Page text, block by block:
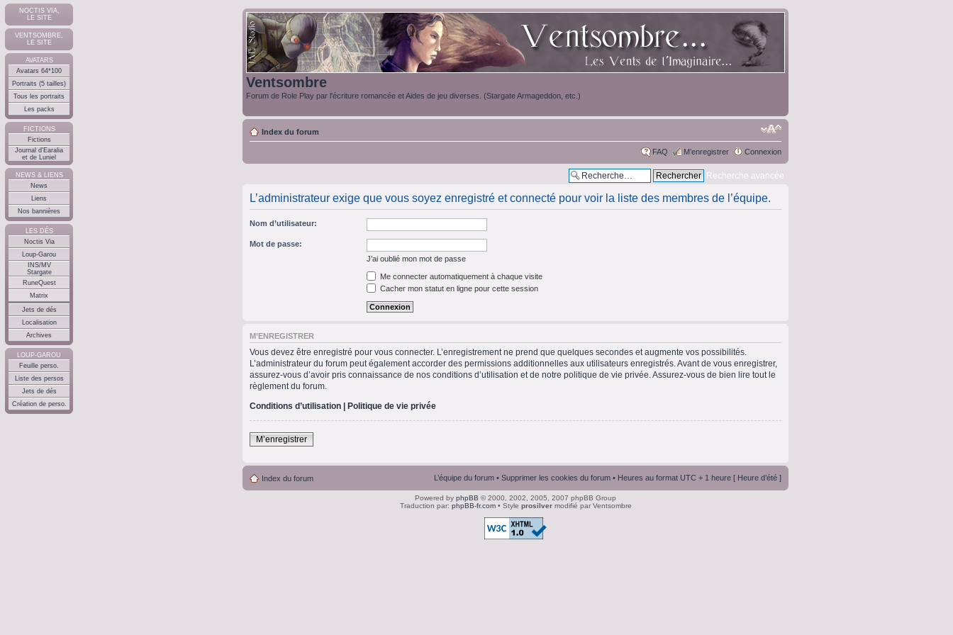
NOCTIS VIA,
LE SITE
VENTSOMBRE,
LE SITE
AVATARS
Avatars 64*100
Portraits (5 tailles)
Tous les portraits
Les packs
FICTIONS
Fictions
Journal d'Earalia
et de Luniel
NEWS & LIENS
News
Liens
Nos bannières
LES DÉS
Noctis Via
Loup-Garou
INS/MV
Stargate
RuneQuest
Matrix
Jets de dés
Localisation
Archives
LOUP-GAROU
Feuille perso.
Liste des persos
Jets de dés
Création de perso.
Ventsombre
Forum de Role Play par l'écriture romancée et Aides de jeu diverses. (Stargate Armageddon, etc.)
Index du forum
FAQ M’enregistrer Connexion
Recherche avancée
L’administrateur exige que vous soyez enregistré et connecté pour voir la liste des membres de l’équipe.
Nom d’utilisateur:
Mot de passe:
J’ai oublié mon mot de passe
Me connecter automatiquement à chaque visite
Cacher mon statut en ligne pour cette session
M’ENREGISTRER
Vous devez être enregistré pour vous connecter. L’enregistrement ne prend que quelques secondes et augmente vos possibilités.
L’administrateur du forum peut également accorder des permissions additionnelles aux utilisateurs enregistrés. Avant de vous enregistrer,
assurez-vous d’avoir pris connaissance de nos conditions d’utilisation et de notre politique de vie privée. Assurez-vous de bien lire tout le
règlement du forum.
Conditions d’utilisation
Politique de vie privée
M’enregistrer
Index du forum L’équipe du forum • Supprimer les cookies du forum • Heures au format UTC + 1 heure [ Heure d’été ]
Powered by phpBB © 2000, 2002, 2005, 2007 phpBB Group
Traduction par: phpBB-fr.com• Style prosilvermodifié par Ventsombre